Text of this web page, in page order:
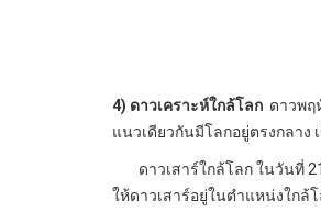
4) ดาวเคราะห์ใกล้โลก ดาวพฤ
แนวเดียวกันมีโลกอยู่ตรงกลาง
ดาวเสาร์ใกล้โลก ในวันที่ 21
ให้ดาวเสาร์อยู่ในตำแหน่งใกล้